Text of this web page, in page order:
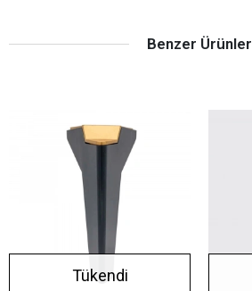
Benzer Ürünler
Tükendi